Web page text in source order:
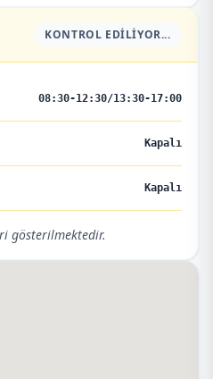
KONTROL EDILIYOR...
08:30-12:30/13:30-17:00
Kapalı
Kapalı
gösterilmektedir.